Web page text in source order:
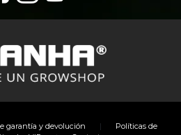
garantía y devolución |
Políticas de